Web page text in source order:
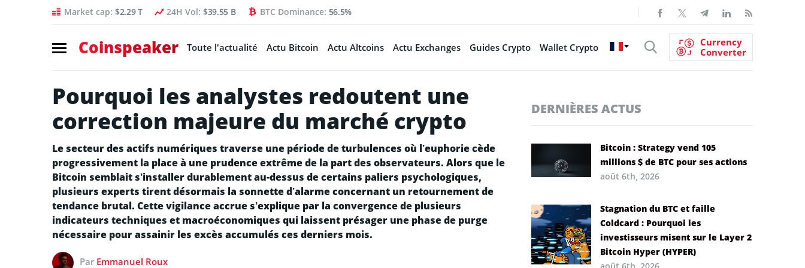
Market cap: $2.29 T 24H Vol: $39.55 B BTC Dominance: 56.5%
Coinspeaker Toute l'actualité Actu Bitcoin Actu Altcoins Actu Exchanges Guides Crypto Wallet Crypto
Currency
Converter
Pourquoi les analystes redoutent une
correction majeure du marché crypto
Le secteur des actifs numériques traverse une période de turbulences où l’euphorie cède
progressivement la place à une prudence extrême de la part des observateurs. Alors que le
Bitcoin semblait s’installer durablement au-dessus de certains paliers psychologiques,
plusieurs experts tirent désormais la sonnette d’alarme concernant un retournement de
tendance brutal. Cette vigilance accrue s’explique par la convergence de plusieurs
indicateurs techniques et macroéconomiques qui laissent présager une phase de purge
nécessaire pour assainir les excès accumulés ces derniers mois.
Par Emmanuel Roux
DERNIÈRES ACTUS
Bitcoin : Strategy vend 105
millions $ de BTC pour ses actions
août 6th, 2026
Stagnation du BTC et faille
Coldcard : Pourquoi les
investisseurs misent sur le Layer 2
Bitcoin Hyper (HYPER)